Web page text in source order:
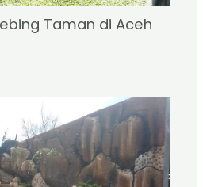
Taman di Aceh